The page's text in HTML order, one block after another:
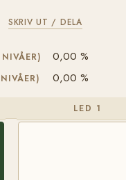
SKRIV UT / DELA
0,00 %
0,00 %
LED 1